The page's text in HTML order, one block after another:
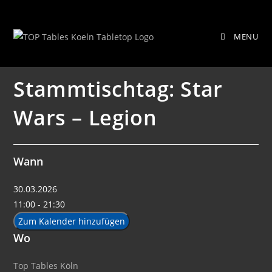
springen
MENU
Stammtischtag: Star
Wars – Legion
Wann
30.03.2026
11:00 - 21:30
Zum Kalender hinzufügen
Wo
Top Tables Köln